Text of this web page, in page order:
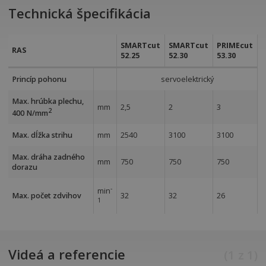
Technická špecifikácia
RAS
SMARTcut
52.25
SMARTcut
52.30
PRIMEcut
53.30
Princíp pohonu servoelektrický
Max. hrúbka plechu,
400 N/mm2 mm 2,5 2 3
Max. dĺžka strihu mm 2540 3100 3100
Max. dráha zadného
dorazu
mm 750 750 750
Max. počet zdvihov min-
1
32 32 26
Videá a referencie